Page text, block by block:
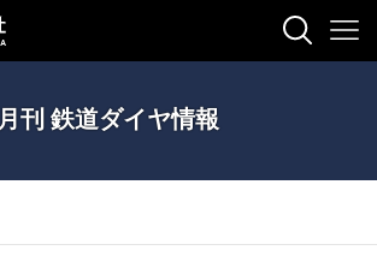
月刊 鉄道ダイヤ情報